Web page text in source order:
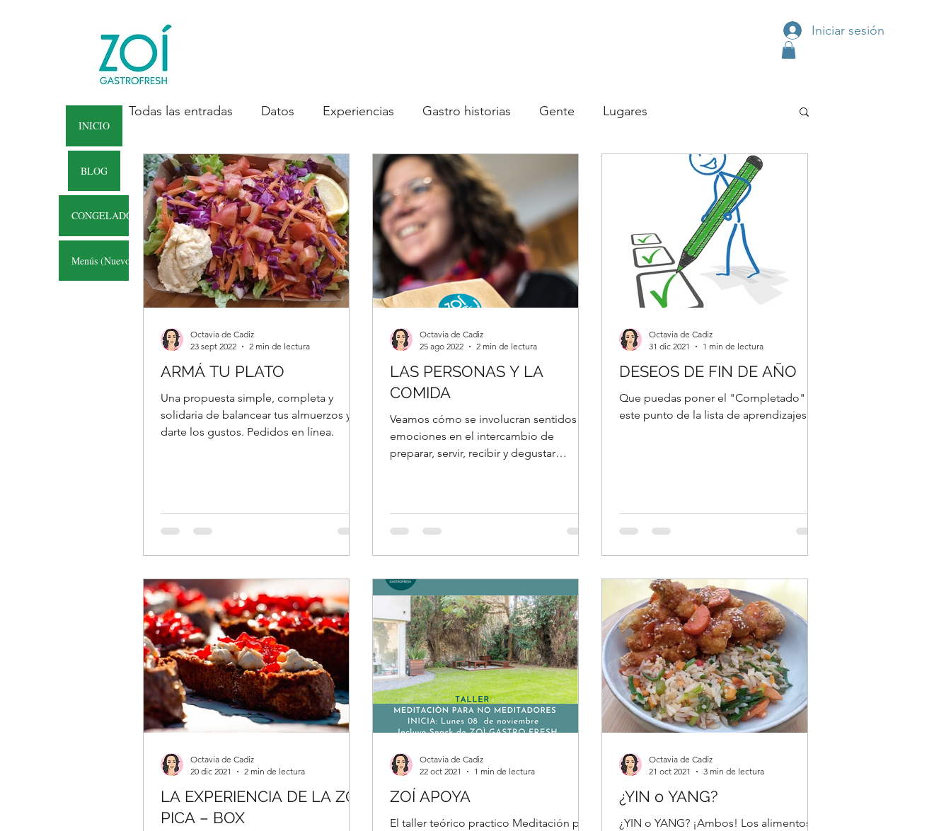
Iniciar sesión
INICIO
BLOG
CONGELADOS
Menús (Nuevo)
Todas las entradas Datos Experiencias Gastro historias Gente Lugares
ARMÁ TU PLATO
Una propuesta simple, completa y
solidaria de balancear tus almuerzos y
darte los gustos. Pedidos en línea.
Octavia de Cadiz
23 sept 2022
2 min de lectura
LAS PERSONAS Y LA
COMIDA
Veamos cómo se involucran sentidos y
emociones en el intercambio de
preparar, servir, recibir y degustar
Octavia de Cadiz
25 ago 2022
2 min de lectura
DESEOS DE FIN DE AÑO
Que puedas poner el "Completado" en
este punto de la lista de aprendizajes...
Octavia de Cadiz
31 dic 2021
1 min de lectura
LA EXPERIENCIA DE LA ZOÍ
PICA – BOX
Octavia de Cadiz
20 dic 2021
2 min de lectura
ZOÍ APOYA
El taller teórico practico Meditación para
Octavia de Cadiz
22 oct 2021
1 min de lectura
¿YIN o YANG?
¿YIN o YANG? ¡Ambos! Los alimentos
Octavia de Cadiz
21 oct 2021
3 min de lectura